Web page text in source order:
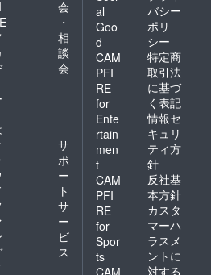
会
・
相
談
会
サ
ポ
ー
ト
サ
ー
ビ
ス
al
Goo
d
CAM
PFI
RE
for
Ente
rtain
men
t
CAM
PFI
RE
for
Spor
ts
バシー
ポリ
シー
特定商
取引法
に基づ
く表記
情報セ
キュリ
ティ方
針
反社基
本方針
カスタ
マーハ
ラスメ
ントに
対する